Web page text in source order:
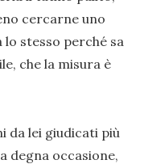
cercarne uno
stesso perché sa
che la misura è
da lei giudicati più
degna occasione,